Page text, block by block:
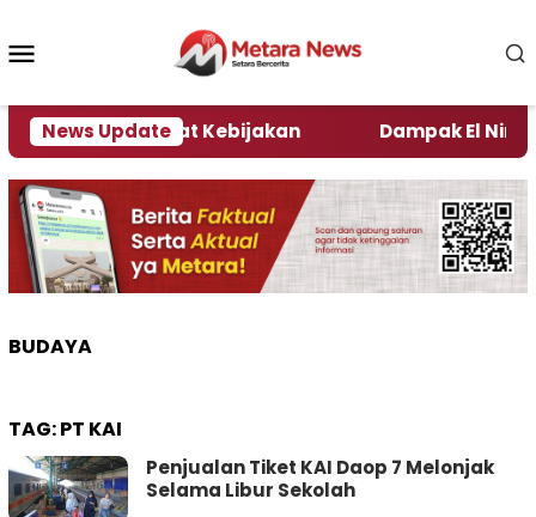
konten
News Update
Pengamat Kebijakan Dampak El Nino,
BUDAYA
TAG:PT KAI
Penjualan Tiket KAI Daop 7 Melonjak
Selama Libur Sekolah